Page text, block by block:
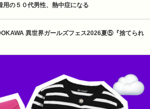
用の５０代男性、熱中症になる
異世界ガールズフェス2026夏⑤『捨てられ